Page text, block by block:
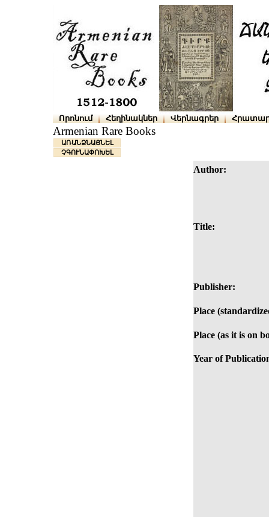
Որոնում Հեղինակներ Վերնագրեր
Armenian Rare Books
ԱՌԱՆՁՆԱՑՆԵԼ
ՉԳՈՒՆԱՓՈԽԵԼ
Author:
Title:
Publisher:
Place
Place (as it is on
Year of